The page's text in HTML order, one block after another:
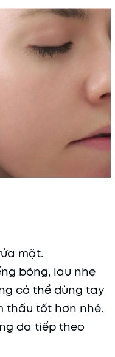
mặt.
bông, lau nhẹ
có thể dùng tay
thấu tốt hơn nhé.
da tiếp theo